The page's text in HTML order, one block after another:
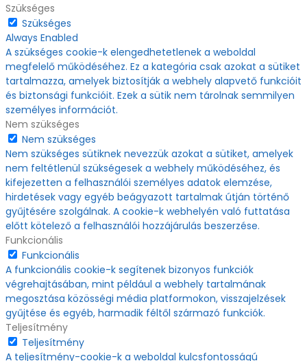
Szükséges
Szükséges
Always Enabled
A szükséges cookie-k elengedhetetlenek a weboldal
megfelelő működéséhez. Ez a kategória csak azokat a sütiket
tartalmazza, amelyek biztosítják a webhely alapvető funkcióit
és biztonsági funkcióit. Ezek a sütik nem tárolnak semmilyen
személyes információt.
Nem szükséges
Nem szükséges
Nem szükséges sütiknek nevezzük azokat a sütiket, amelyek
nem feltétlenül szükségesek a webhely működéséhez, és
kifejezetten a felhasználói személyes adatok elemzése,
hirdetések vagy egyéb beágyazott tartalmak útján történő
gyűjtésére szolgálnak. A cookie-k webhelyén való futtatása
előtt kötelező a felhasználói hozzájárulás beszerzése.
Funkcionális
Funkcionális
A funkcionális cookie-k segítenek bizonyos funkciók
végrehajtásában, mint például a webhely tartalmának
megosztása közösségi média platformokon, visszajelzések
gyűjtése és egyéb, harmadik féltől származó funkciók.
Teljesítmény
Teljesítmény
A teljesítmény-cookie-k a weboldal kulcsfontosságú